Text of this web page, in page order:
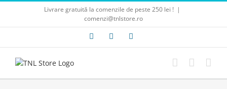
Skip
content
Livrare gratuită la comenzile de peste 250 lei ! |
comenzi@tnlstore.ro
Facebook
E-
Instagram